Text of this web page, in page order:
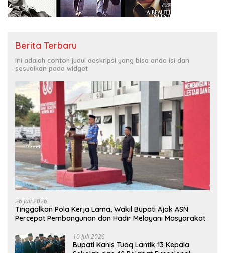
Berita Terbaru
Ini adalah contoh judul deskripsi yang bisa anda isi dan
sesuaikan pada widget
26 Juli 2026
Tinggalkan Pola Kerja Lama, Wakil Bupati Ajak ASN
Percepat Pembangunan dan Hadir Melayani Masyarakat
10 Juli 2026
Bupati Kanis Tuaq Lantik 13 Kepala